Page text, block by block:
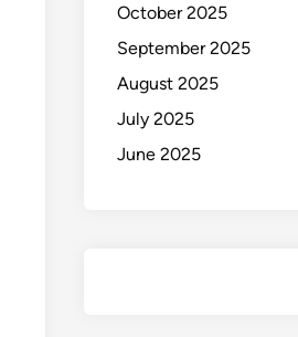
October 2025
September 2025
August 2025
July 2025
June 2025